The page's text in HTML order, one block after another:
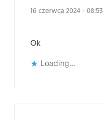
16 czerwca 2024 - 08:53
Ok
Loading...